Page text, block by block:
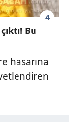
4
Bu
hasarına